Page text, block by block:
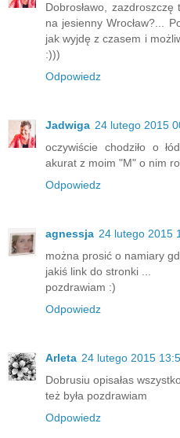
Dobrosławo,
na jesienny Wrocław?...
jak wyjdę z czasem i
:)))
Odpowiedz
Jadwiga 24 lutego 2015
oczywiście chodziło o
akurat z moim "M" o nim
Odpowiedz
agnessja 24 lutego 2015
można prosić o namiary
jakiś link do stronki ...
pozdrawiam :)
Odpowiedz
Arleta 24 lutego 2015
Dobrusiu opisałas
też była pozdrawiam
Odpowiedz